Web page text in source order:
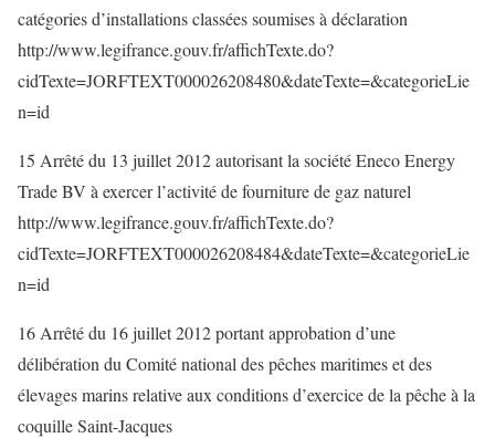
catégories d’installations classées soumises à déclaration
http://www.legifrance.gouv.fr/affichTexte.do?
cidTexte=JORFTEXT000026208480&dateTexte=&categorieLie
n=id
15 Arrêté du 13 juillet 2012 autorisant la société Eneco Energy
Trade BV à exercer l’activité de fourniture de gaz naturel
http://www.legifrance.gouv.fr/affichTexte.do?
cidTexte=JORFTEXT000026208484&dateTexte=&categorieLie
n=id
16 Arrêté du 16 juillet 2012 portant approbation d’une
délibération du Comité national des pêches maritimes et des
élevages marins relative aux conditions d’exercice de la pêche à la
coquille Saint-Jacques